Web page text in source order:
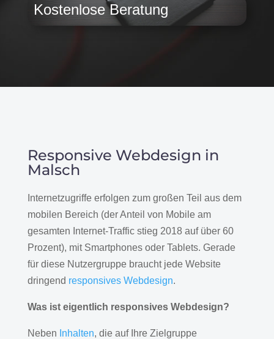
Kostenlose Beratung
Responsive Webdesign in
Malsch
Internetzugriffe erfolgen zum großen Teil aus dem
mobilen Bereich (der Anteil von Mobile am
gesamten Internet-Traffic stieg 2018 auf über 60
Prozent), mit Smartphones oder Tablets. Gerade
für diese Nutzergruppe braucht jede Website
dringend responsives Webdesign.
Was ist eigentlich responsives Webdesign?
Neben Inhalten, die auf Ihre Zielgruppe